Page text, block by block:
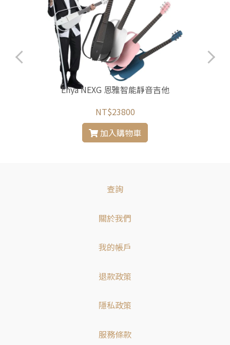
Enya NEXG 恩雅智能靜音吉他
NT$23800
加入購物車
查詢
關於我們
我的帳戶
退款政策
隱私政策
服務條款